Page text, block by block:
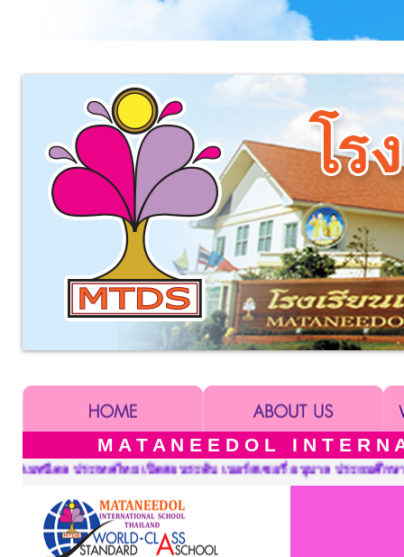
M A T A N E E D O L I N T E R
อร์สเซอรี่ อนุบาล ประถมศึกษาและมัธยมศึกษา ::: Mataneedol